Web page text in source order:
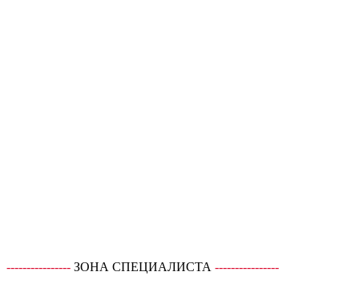
---------------- ЗОНА СПЕЦИАЛИСТА ----------------